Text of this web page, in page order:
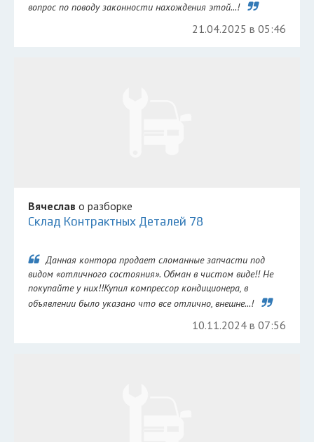
вопрос по поводу законности нахождения этой...!
21.04.2025 в 05:46
Вячеслав о разборке
Склад Контрактных Деталей 78
Данная контора продает сломанные запчасти под
видом «отличного состояния». Обман в чистом виде!! Не
покупайте у них!!Купил компрессор кондиционера, в
объявлении было указано что все отлично, внешне...!
10.11.2024 в 07:56